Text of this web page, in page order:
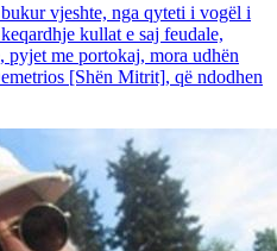
vjeshte, nga qyteti i vogël i
kullat e saj feudale,
pyjet me portokaj, mora udhën
[Shën Mitrit], që ndodhen